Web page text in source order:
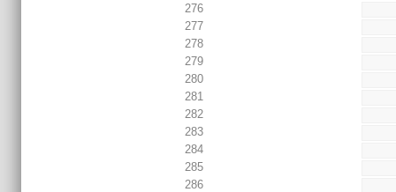
276
277
278
279
280
281
282
283
284
285
286